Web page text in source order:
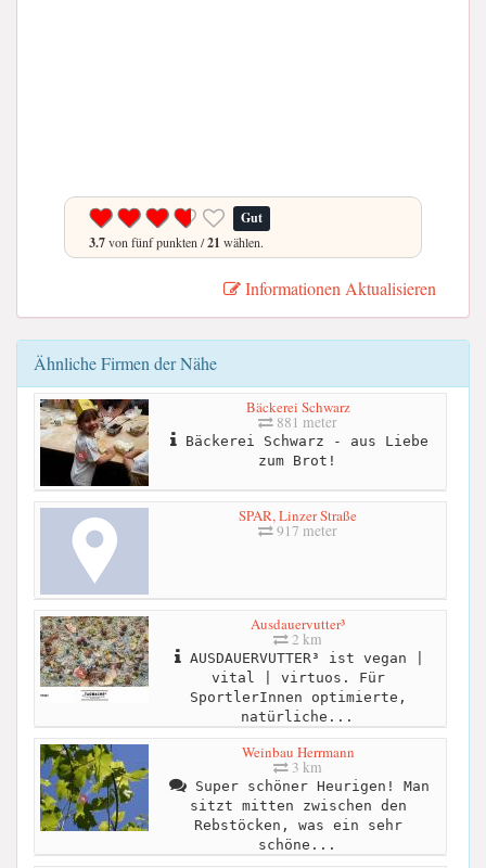
Gut
3.7von fünf punkten /21 wählen.
Informationen Aktualisieren
Ähnliche Firmen der Nähe
Bäckerei Schwarz
881 meter
Bäckerei Schwarz - aus Liebe
zum Brot!
SPAR, Linzer Straße
917 meter
Ausdauervutter³
2 km
AUSDAUERVUTTER³ ist vegan |
vital | virtuos. Für
SportlerInnen optimierte,
natürliche...
Weinbau Herrmann
3 km
Super schöner Heurigen! Man
sitzt mitten zwischen den
Rebstöcken, was ein sehr
schöne...